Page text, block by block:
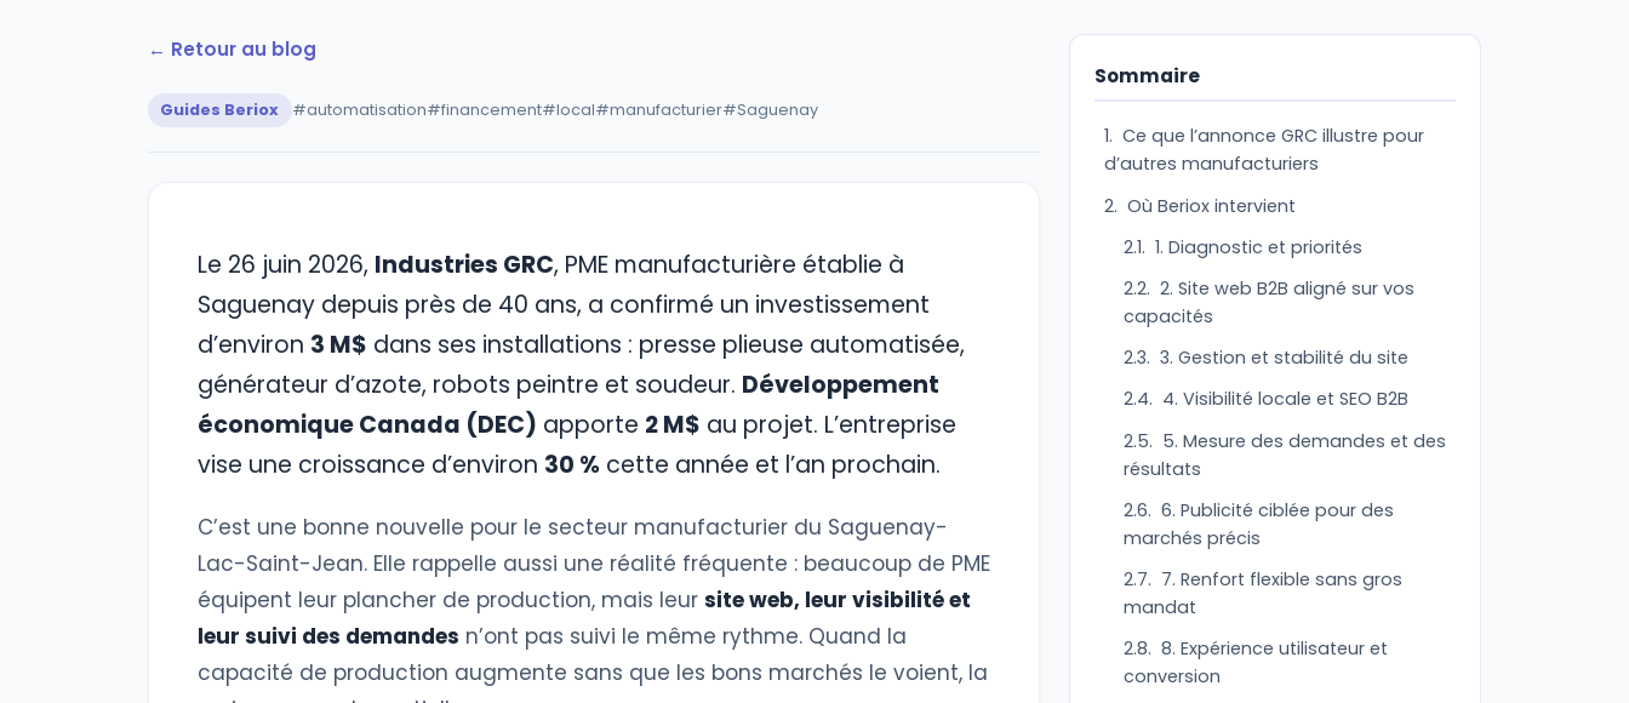
← Retour au blog
Guides Beriox #automatisation#financement#local#manufacturier#Saguenay
Le 26 juin 2026, Industries GRC, PME manufacturière établie à
Saguenay depuis près de 40 ans, a confirmé un investissement
d’environ 3 M$ dans ses installations : presse plieuse automatisée,
générateur d’azote, robots peintre et soudeur. Développement
économique Canada (DEC) apporte 2 M$ au projet. L’entreprise
vise une croissance d’environ 30 % cette année et l’an prochain.
C’est une bonne nouvelle pour le secteur manufacturier du Saguenay-
Lac-Saint-Jean. Elle rappelle aussi une réalité fréquente : beaucoup de PME
équipent leur plancher de production, mais leur site web, leur visibilité et
leur suivi des demandes n’ont pas suivi le même rythme. Quand la
capacité de production augmente sans que les bons marchés le voient, la
Sommaire
Ce que l’annonce GRC illustre pour
d’autres manufacturiers
Où Beriox intervient
1. Diagnostic et priorités
2. Site web B2B aligné sur vos
capacités
3. Gestion et stabilité du site
4. Visibilité locale et SEO B2B
5. Mesure des demandes et des
résultats
6. Publicité ciblée pour des
marchés précis
7. Renfort flexible sans gros
mandat
8. Expérience utilisateur et
conversion